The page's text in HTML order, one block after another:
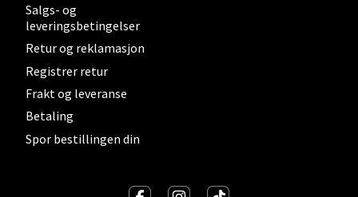
Salgs- og
leveringsbetingelser
Retur og reklamasjon
Registrer retur
Frakt og leveranse
Betaling
Spor bestillingen din
Leirvik - Stord